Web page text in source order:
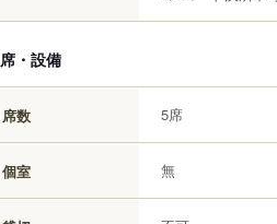
席・設備
席数 5席
個室 無